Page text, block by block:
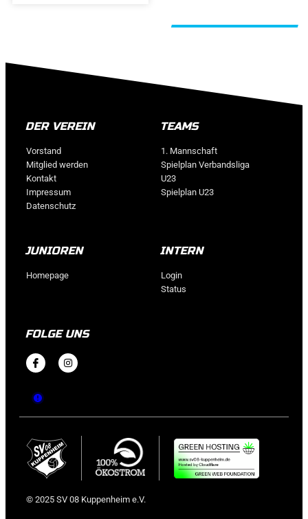
DER VEREIN
Vorstand
Mitglied werden
Kontakt
Impressum
Datenschutz
TEAMS
1. Mannschaft
Spielplan Verbandsliga
U23
Spielplan U23
JUNIOREN
Homepage
INTERN
Login
Status
FOLGE UNS
© 2025 SV 08 Kuppenheim e.V.